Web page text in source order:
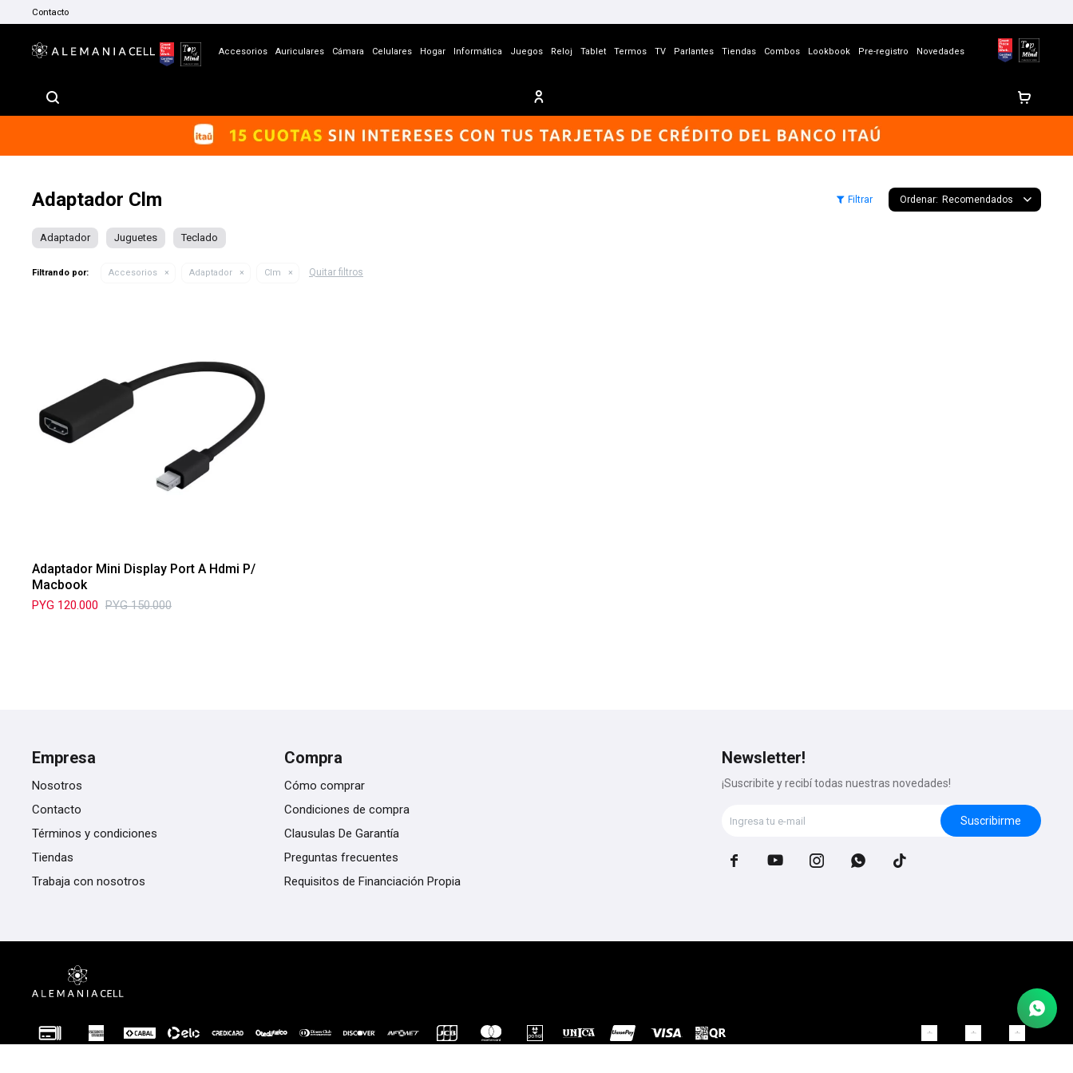
Accesorios Auriculares Cámara Celulares Hogar Informática Juegos Reloj Tablet Termos TV Parlantes Tiendas Combos Lookbook Pre-registro Novedades
Contacto
Adaptador Clm Recomendados
Adaptador Juguetes Teclado
Filtrando por: Accesorios Adaptador Clm Quitar filtros
Adaptador Mini Display Port A Hdmi P/
Macbook
PYG 120.000 PYG 150.000
Empresa
Nosotros
Contacto
Términos y condiciones
Tiendas
Trabaja con nosotros
Compra
Cómo comprar
Condiciones de compra
Clausulas De Garantía
Preguntas frecuentes
Requisitos de Financiación Propia
Newsletter!
¡Suscribite y recibí todas nuestras novedades!
Suscribirme
    